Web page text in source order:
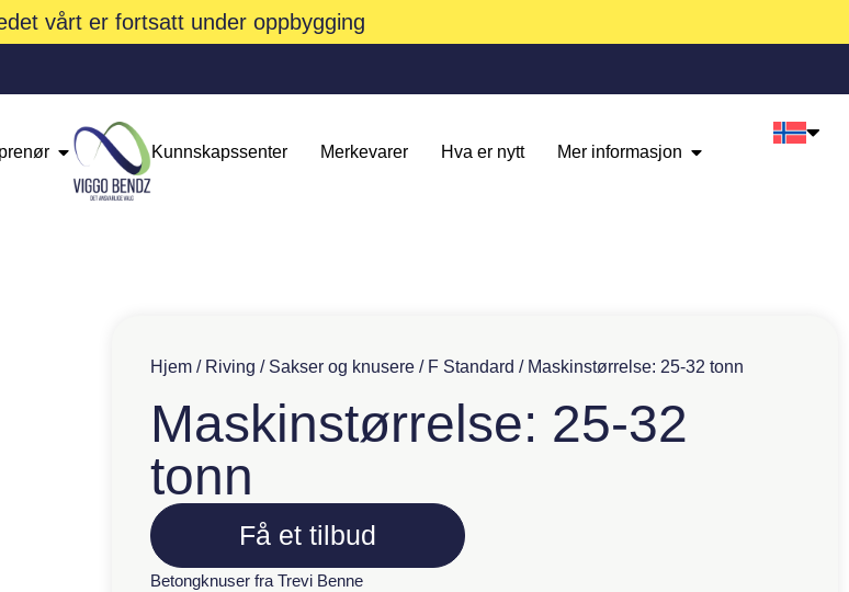
vårt er fortsatt under oppbygging
Kunnskapssenter Merkevarer Hva er nytt Mer informasjon
Hjem / Riving / Sakser og knusere / F Standard / Maskinstørrelse: 25-32 tonn
Maskinstørrelse: 25-32
tonn
Få et tilbud
Betongknuser fra Trevi Benne